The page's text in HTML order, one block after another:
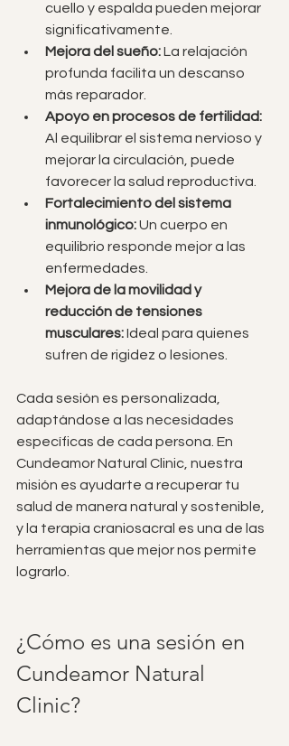
cuello y espalda pueden mejorar
significativamente.
Mejora del sueño: La relajación
profunda facilita un descanso
más reparador.
Apoyo en procesos de fertilidad:
Al equilibrar el sistema nervioso y
mejorar la circulación, puede
favorecer la salud reproductiva.
Fortalecimiento del sistema
inmunológico: Un cuerpo en
equilibrio responde mejor a las
enfermedades.
Mejora de la movilidad y
reducción de tensiones
musculares: Ideal para quienes
sufren de rigidez o lesiones.
Cada sesión es personalizada,
adaptándose a las necesidades
específicas de cada persona. En
Cundeamor Natural Clinic, nuestra
misión es ayudarte a recuperar tu
salud de manera natural y sostenible,
y la terapia craniosacral es una de las
herramientas que mejor nos permite
lograrlo.
¿Cómo es una sesión en
Cundeamor Natural
Clinic?